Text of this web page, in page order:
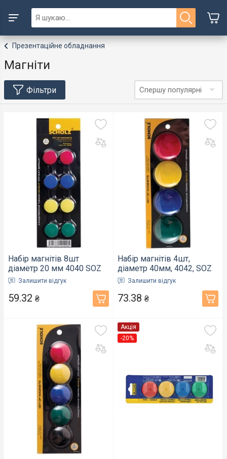
Презентаційне обладнання
Магніти
Фільтри Спершу популярні
Набір магнітів 8шт
діаметр 20 мм 4040 SOZ
(07050100)
Залишити відгук
59.32 ₴
Набір магнітів 4шт,
діаметр 40мм, 4042, SOZ
(07050230)
Залишити відгук
73.38 ₴
Акція
-20%